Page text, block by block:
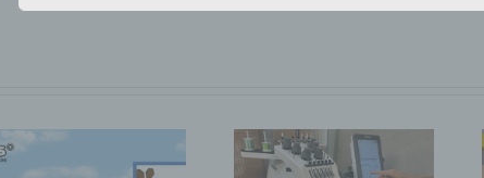
Personenbezogene Daten sind alle Informationen,
einem oder mehreren besonderen Merkmalen, die
physischen, physiologischen, genetischen,